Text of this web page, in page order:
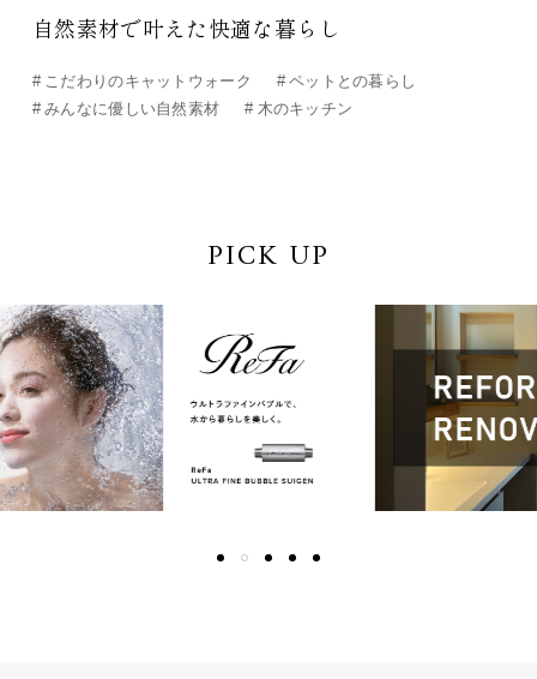
自然素材で叶えた快適な暮らし
# こだわりのキャットウォーク # ペットとの暮らし
# みんなに優しい自然素材 # 木のキッチン
PICK UP